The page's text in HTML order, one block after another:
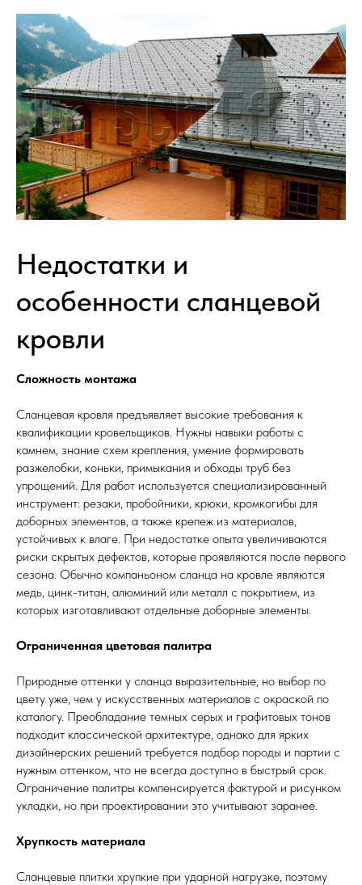
Недостатки и
особенности сланцевой
кровли
Сложность монтажа
Сланцевая кровля предъявляет высокие требования к
квалификации кровельщиков. Нужны навыки работы с
камнем, знание схем крепления, умение формировать
разжелобки, коньки, примыкания и обходы труб без
упрощений. Для работ используется специализированный
инструмент: резаки, пробойники, крюки, кромкогибы для
доборных элементов, а также крепеж из материалов,
устойчивых к влаге. При недостатке опыта увеличиваются
риски скрытых дефектов, которые проявляются после первого
сезона. Обычно компаньоном сланца на кровле являются
медь, цинк-титан, алюминий или металл с покрытием, из
которых изготавливают отдельные доборные элементы.
Ограниченная цветовая палитра
Природные оттенки у сланца выразительные, но выбор по
цвету уже, чем у искусственных материалов с окраской по
каталогу. Преобладание темных серых и графитовых тонов
подходит классической архитектуре, однако для ярких
дизайнерских решений требуется подбор породы и партии с
нужным оттенком, что не всегда доступно в быстрый срок.
Ограничение палитры компенсируется фактурой и рисунком
укладки, но при проектировании это учитывают заранее.
Хрупкость материала
Сланцевые плитки хрупкие при ударной нагрузке, поэтому